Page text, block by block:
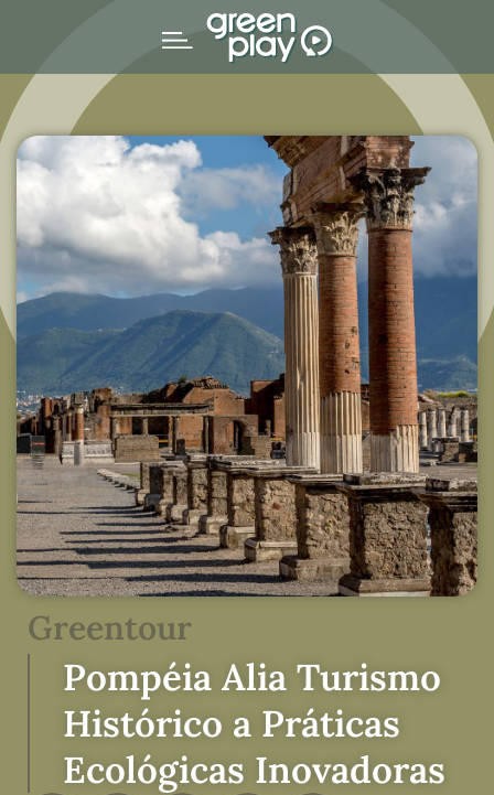
Greentour
Pompéia Alia Turismo
Histórico a Práticas
Ecológicas Inovadoras